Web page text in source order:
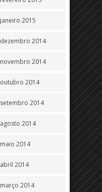
janeiro 2015
dezembro 2014
novembro 2014
outubro 2014
setembro 2014
agosto 2014
maio 2014
abril 2014
março 2014